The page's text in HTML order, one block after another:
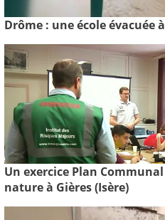
Drôme : une école évacuée
Un exercice Plan
nature à Gières (Isère)